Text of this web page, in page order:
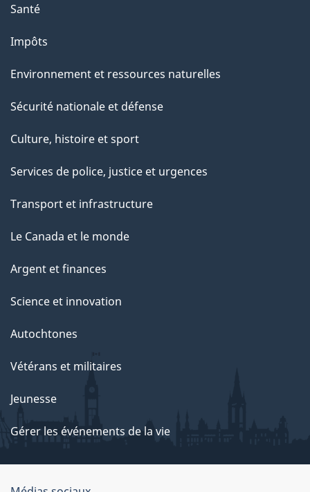
Santé
Impôts
Environnement et ressources naturelles
Sécurité nationale et défense
Culture, histoire et sport
Services de police, justice et urgences
Transport et infrastructure
Le Canada et le monde
Argent et finances
Science et innovation
Autochtones
Vétérans et militaires
Jeunesse
Gérer les événements de la vie